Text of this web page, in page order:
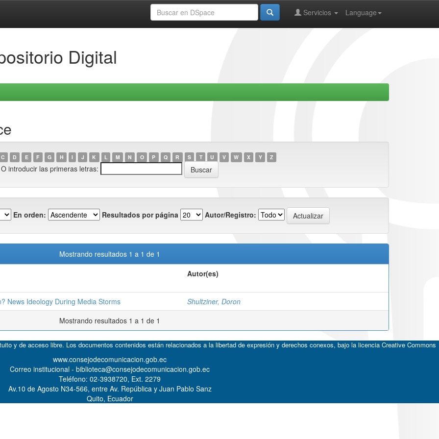
Language
Servicios
Digital
C D E F G H I J K L M N O P Q R S T U V W X Y Z
O introducir las primeras letras:
En orden: Resultados por página Autor/Registro:
Mostrando resultados 1 a 1 de 1
Autor(es)
News Ideology During Media Storms
Shultziner, Doron
Mostrando resultados 1 a 1 de 1
y de acceso libre. Los documentos contenidos están relacionados a la libertad de expresión y derechos conexos, bajo la licencia Creative Commons
www.consejodecomunicacion.gob.ec
Correo institucional - biblioteca@consejodecomunicacion.gob.ec
Teléfono: 02-3938720, Ext. 2279
Av.10 de Agosto N34-566, entre Av. República y Juan Pablo Sanz
Quito, Ecuador